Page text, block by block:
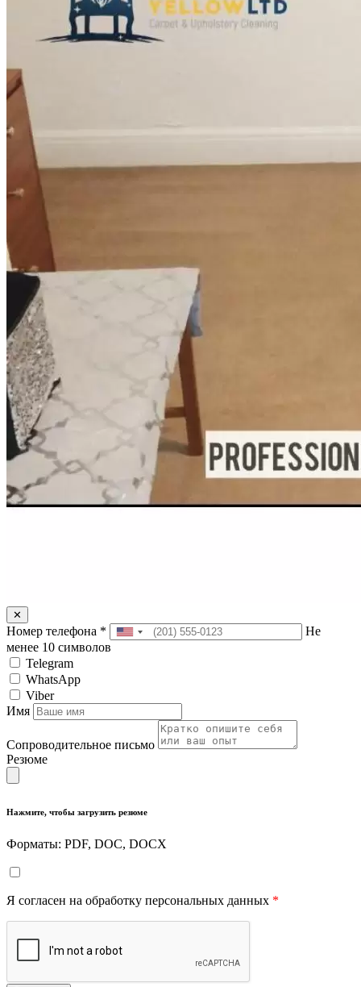
✕
Номер телефона *
Не
менее 10 символов
Telegram
WhatsApp
Viber
Имя
Сопроводительное письмо
Резюме
Нажмите, чтобы загрузить резюме
Форматы: PDF, DOC, DOCX
Я согласен на обработку персональных данных *